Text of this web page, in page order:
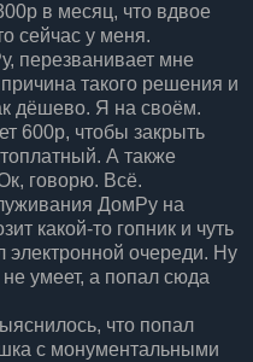
в месяц, что вдвое
сейчас у меня.
перезванивает мне
такого решения и
дёшево. Я на своём.
600р, чтобы закрыть
А также
говорю. Всё.
ДомРу на
какой-то гопник и чуть
электронной очереди. Ну
умеет, а попал сюда
что попал
с монументальными